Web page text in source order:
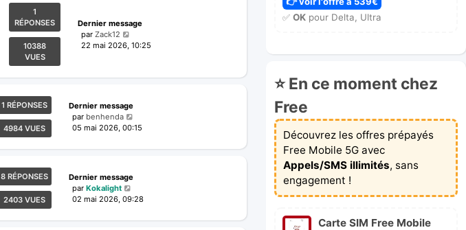
1
RÉPONSES
10388
VUES
Dernier message
parZack12
22 mai 2026, 10:25
1 RÉPONSES
4984 VUES
Dernier message
par benhenda
05 mai 2026, 00:15
8 RÉPONSES
2403 VUES
Dernier message
par Kokalight
02 mai 2026, 09:28
✅ OKpour Delta, Ultra
⭐ En ce moment chez
Free
Découvrez les offres prépayés
Free Mobile 5G avec
Appels/SMS illimités, sans
engagement !
Carte SIM Free Mobile